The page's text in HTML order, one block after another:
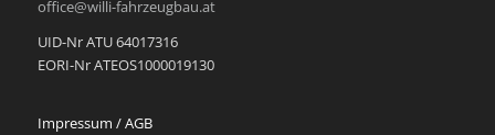
office@willi-fahrzeugbau.at
UID-Nr ATU 64017316
EORI-Nr ATEOS1000019130
Impressum / AGB